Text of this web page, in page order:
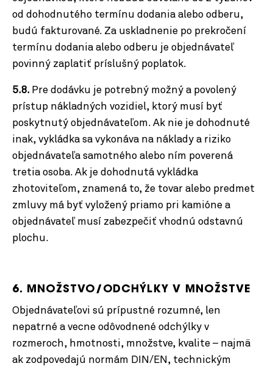
od dohodnutého termínu dodania alebo odberu,
budú fakturované. Za uskladnenie po prekročení
termínu dodania alebo odberu je objednávateľ
povinný zaplatiť príslušný poplatok.
5.8. Pre dodávku je potrebný možný a povolený
prístup nákladných vozidiel, ktorý musí byť
poskytnutý objednávateľom. Ak nie je dohodnuté
inak, vykládka sa vykonáva na náklady a riziko
objednávateľa samotného alebo ním poverená
tretia osoba. Ak je dohodnutá vykládka
zhotoviteľom, znamená to, že tovar alebo predmet
zmluvy má byť vyložený priamo pri kamióne a
objednávateľ musí zabezpečiť vhodnú odstavnú
plochu.
6. MNOŽSTVO/ODCHÝLKY V MNOŽSTVE
Objednávateľovi sú prípustné rozumné, len
nepatrné a vecne odôvodnené odchýlky v
rozmeroch, hmotnosti, množstve, kvalite – najmä
ak zodpovedajú normám DIN/EN, technickým